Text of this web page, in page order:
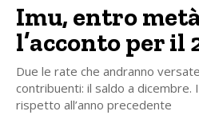
Imu, entro
l’acconto per il
Due le rate che andranno
contribuenti: il saldo a dicembre.
rispetto all’anno precedente